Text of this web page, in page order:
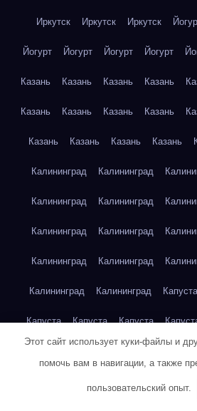
Иркутск Иркутск Иркутск
Йогурт Йогурт Йогурт Йогурт
Казань Казань Казань Казань
Казань Казань Казань Казань
Казань Казань Казань Казань
Калининград Калининград
Калининград Калининград
Калининград Калининград
Калининград Калининград
Калининград Калининград Капуста
Капуста Капуста Капуста
Этот сайт использует куки-файлы и
помочь вам в навигации, а также
пользовательский опыт.